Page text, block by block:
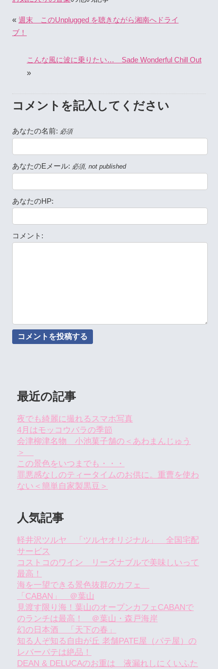
« 週末 このUnplugged を聴きながら湘南へドライ
ブ！
こんな風に波に乗りたい… Sade Wonderful Chill Out
»
コメントを記入してください
あなたの名前: 必須
あなたのEメール: 必須, not published
あなたのHP:
コメント:
最近の記事
夜でも綺麗に撮れるスマホ写真
4月はモッコウバラの季節
会津柳津名物 小池菓子舗の＜あわまんじゅう
＞
この景色をいつまでも・・・
罪悪感なしのティータイムのお供に。重曹を使わ
ない＜簡単自家製黒豆＞
人気記事
軽井沢ツルヤ 「ツルヤオリジナル」 全国宅配
サービス
コストコのワイン リーズナブルで美味しいって
最高！
海を一望できる景色抜群のカフェ
「CABAN」 ＠葉山
見渡す限り海！葉山のオープンカフェCABANで
のランチは最高！ ＠葉山・森戸海岸
幻の日本酒 「天下の春」
知る人ぞ知る自由が丘 老舗PATE屋（パテ屋）の
レバーパテは絶品！
DEAN & DELUCAのお重は 液漏れしにくいふた